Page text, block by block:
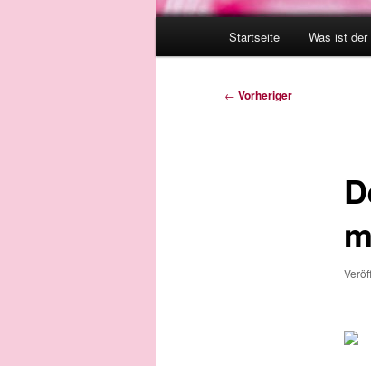
Startseite Was ist
Beitragsnavigation
← Vorheriger